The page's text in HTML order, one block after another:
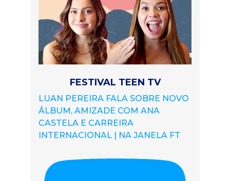
FESTIVAL TEEN TV
LUAN PEREIRA FALA SOBRE NOVO
ÁLBUM, AMIZADE COM ANA
CASTELA E CARREIRA
INTERNACIONAL | NA JANELA FT